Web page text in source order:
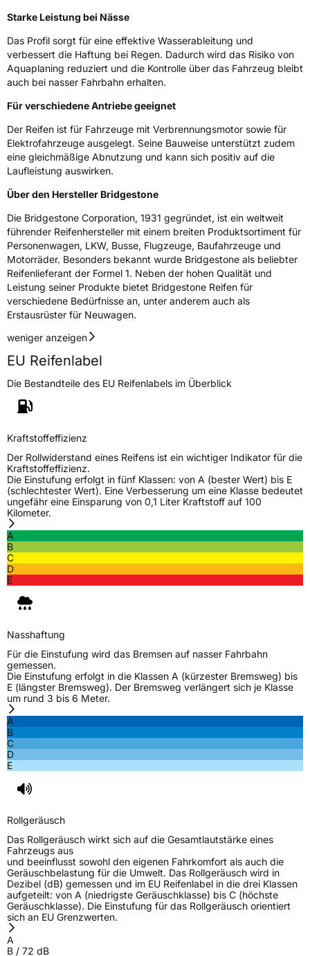
EPREL ID 2460282
Allgemeine Produktsicherheit (GPSR)
HerstellerkontaktBRIDGESTONE EU NV/SA, Via del Fosso del
Salceto 13/15 00128 Rome Italien,
market.surveillance@bridgestone.eu
Starke Leistung bei Nässe
Das Profil sorgt für eine effektive Wasserableitung und
verbessert die Haftung bei Regen. Dadurch wird das Risiko von
Aquaplaning reduziert und die Kontrolle über das Fahrzeug bleibt
auch bei nasser Fahrbahn erhalten.
Für verschiedene Antriebe geeignet
Der Reifen ist für Fahrzeuge mit Verbrennungsmotor sowie für
Elektrofahrzeuge ausgelegt. Seine Bauweise unterstützt zudem
eine gleichmäßige Abnutzung und kann sich positiv auf die
Laufleistung auswirken.
Über den Hersteller Bridgestone
Die Bridgestone Corporation, 1931 gegründet, ist ein weltweit
führender Reifenhersteller mit einem breiten Produktsortiment für
Personenwagen, LKW, Busse, Flugzeuge, Baufahrzeuge und
Motorräder. Besonders bekannt wurde Bridgestone als beliebter
Reifenlieferant der Formel 1. Neben der hohen Qualität und
Leistung seiner Produkte bietet Bridgestone Reifen für
verschiedene Bedürfnisse an, unter anderem auch als
Erstausrüster für Neuwagen.
weniger anzeigen
EU Reifenlabel
Die Bestandteile des EU Reifenlabels im Überblick
Kraftstoffeffizienz
Der Rollwiderstand eines Reifens ist ein wichtiger Indikator für die
Kraftstoffeffizienz.
Die Einstufung erfolgt in fünf Klassen: von A (bester Wert) bis E
(schlechtester Wert). Eine Verbesserung um eine Klasse bedeutet
ungefähr eine Einsparung von 0,1 Liter Kraftstoff auf 100
Kilometer.
A
B
C
D
E
Nasshaftung
Für die Einstufung wird das Bremsen auf nasser Fahrbahn
gemessen.
Die Einstufung erfolgt in die Klassen A (kürzester Bremsweg) bis
E (längster Bremsweg). Der Bremsweg verlängert sich je Klasse
um rund 3 bis 6 Meter.
A
B
C
D
E
Rollgeräusch
Das Rollgeräusch wirkt sich auf die Gesamtlautstärke eines
Fahrzeugs aus
und beeinflusst sowohl den eigenen Fahrkomfort als auch die
Geräuschbelastung für die Umwelt. Das Rollgeräusch wird in
Dezibel (dB) gemessen und im EU Reifenlabel in die drei Klassen
aufgeteilt: von A (niedrigste Geräuschklasse) bis C (höchste
Geräuschklasse). Die Einstufung für das Rollgeräusch orientiert
sich an EU Grenzwerten.
A
B / 72 dB